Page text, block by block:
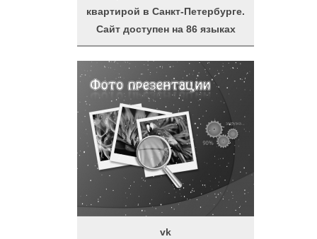
квартирой в Санкт-Петербурге.
Сайт доступен на 86 языках
vk